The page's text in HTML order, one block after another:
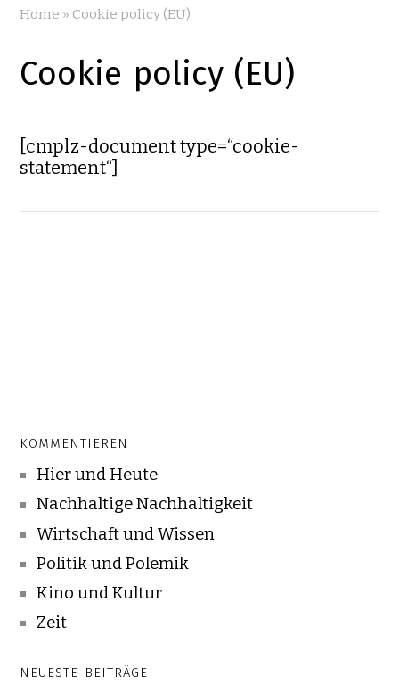
Home » Cookie policy (EU)
Cookie policy (EU)
[cmplz-document type=“cookie-
statement“]
KOMMENTIEREN
Hier und Heute
Nachhaltige Nachhaltigkeit
Wirtschaft und Wissen
Politik und Polemik
Kino und Kultur
Zeit
NEUESTE BEITRÄGE